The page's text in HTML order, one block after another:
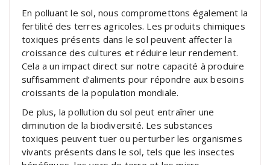
En polluant le sol, nous compromettons également la
fertilité des terres agricoles. Les produits chimiques
toxiques présents dans le sol peuvent affecter la
croissance des cultures et réduire leur rendement.
Cela a un impact direct sur notre capacité à produire
suffisamment d’aliments pour répondre aux besoins
croissants de la population mondiale.
De plus, la pollution du sol peut entraîner une
diminution de la biodiversité. Les substances
toxiques peuvent tuer ou perturber les organismes
vivants présents dans le sol, tels que les insectes